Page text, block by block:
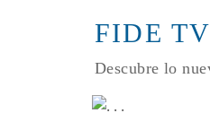
FIDE TV
Descubre lo